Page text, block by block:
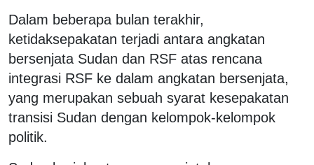
Dalam beberapa bulan terakhir,
ketidaksepakatan terjadi antara angkatan
bersenjata Sudan dan RSF atas rencana
integrasi RSF ke dalam angkatan bersenjata,
yang merupakan sebuah syarat kesepakatan
transisi Sudan dengan kelompok-kelompok
politik.